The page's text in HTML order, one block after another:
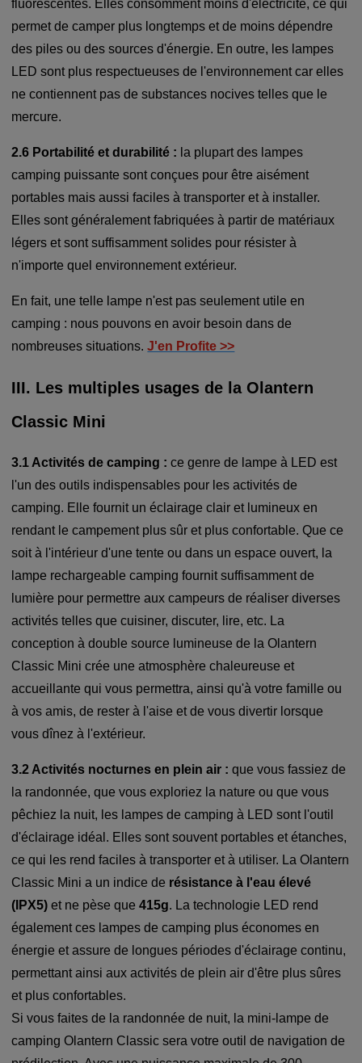
fluorescentes. Elles consomment moins d'électricité, ce qui
permet de camper plus longtemps et de moins dépendre
des piles ou des sources d'énergie. En outre, les lampes
LED sont plus respectueuses de l'environnement car elles
ne contiennent pas de substances nocives telles que le
mercure.
2.6 Portabilité et durabilité : la plupart des lampes
camping puissante sont conçues pour être aisément
portables mais aussi faciles à transporter et à installer.
Elles sont généralement fabriquées à partir de matériaux
légers et sont suffisamment solides pour résister à
n'importe quel environnement extérieur.
En fait, une telle lampe n'est pas seulement utile en
camping : nous pouvons en avoir besoin dans de
nombreuses situations.J'en Profite >>
III. Les multiples usages de la Olantern
Classic Mini
3.1 Activités de camping :ce genre de lampe à LED est
l'un des outils indispensables pour les activités de
camping. Elle fournit un éclairage clair et lumineux en
rendant le campement plus sûr et plus confortable. Que ce
soit à l'intérieur d'une tente ou dans un espace ouvert, la
lampe rechargeable camping fournit suffisamment de
lumière pour permettre aux campeurs de réaliser diverses
activités telles que cuisiner, discuter, lire, etc. La
conception à double source lumineuse de la Olantern
Classic Mini crée une atmosphère chaleureuse et
accueillante qui vous permettra, ainsi qu'à votre famille ou
à vos amis, de rester à l'aise et de vous divertir lorsque
vous dînez à l'extérieur.
3.2 Activités nocturnes en plein air : que vous fassiez de
la randonnée, que vous exploriez la nature ou que vous
pêchiez la nuit, les lampes de camping à LED sont l'outil
d'éclairage idéal. Elles sont souvent portables et étanches,
ce qui les rend faciles à transporter et à utiliser. La Olantern
Classic Mini a un indice de résistance à l'eau élevé
(IPX5) et ne pèse que415g. La technologie LED rend
également ces lampes de camping plus économes en
énergie et assure de longues périodes d'éclairage continu,
permettant ainsi aux activités de plein air d'être plus sûres
et plus confortables.
Si vous faites de la randonnée de nuit, la mini-lampe de
camping Olantern Classic sera votre outil de navigation de